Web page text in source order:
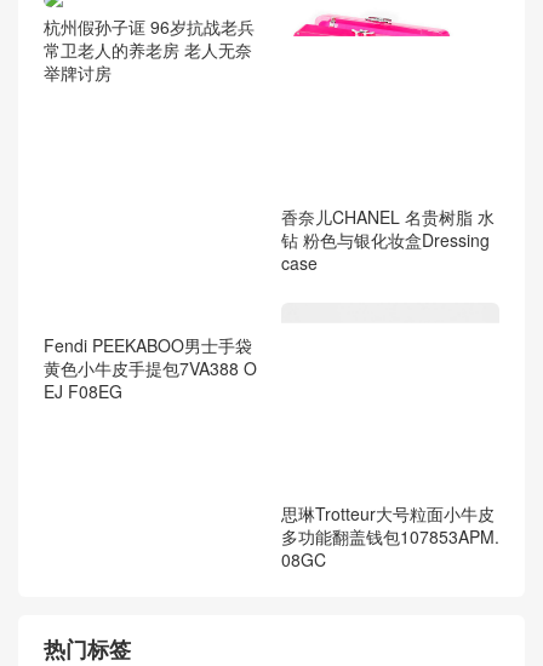
杭州假孙子诓 96岁抗战老兵
常卫老人的养老房 老人无奈
举牌讨房
香奈儿CHANEL 名贵树脂 水
钻 粉色与银化妆盒Dressing
case
思琳Trotteur大号粒面小牛皮
多功能翻盖钱包107853APM.
08GC
热门标签